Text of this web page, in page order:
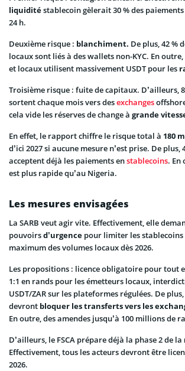
liquiditéstablecoin gèlerait 30 % des
24 h.
Deuxième risque : blanchiment. De plus, 42 %
locaux sont liés à des wallets non-KYC. En
et locaux utilisent massivement USDT pour les
Troisième risque : fuite de capitaux. D’ailleurs,
sortent chaque mois vers desexchanges
cela vide les réserves de change à grande
En effet, le rapport chiffre le risque total à 180
d’ici 2027 si aucune mesure n’est prise. De plus,
acceptent déjà les paiements enstablecoins. En
est plus rapide qu’au Nigeria.
Les mesures envisagées
La SARB veut agir vite. Effectivement, elle
pouvoirsd’urgence pour limiter les stablecoins
maximum des volumes locaux dès 2026.
Les propositions : licence obligatoire pour tout
1:1 en rands pour les émetteurs locaux,
USDT/ZAR sur les plateformes régulées. De
devront bloquer les transferts vers les
En outre, des amendes jusqu’à 100 millions de
D’ailleurs, le FSCA prépare déjà la phase 2 de la
Effectivement, tous les acteurs devront être
2026.